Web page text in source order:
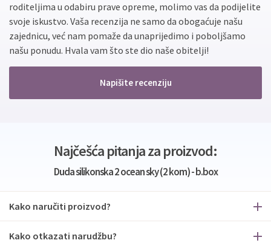
roditeljima u odabiru prave opreme, molimo vas da podijelite
svoje iskustvo. Vaša recenzija ne samo da obogaćuje našu
zajednicu, već nam pomaže da unaprijedimo i poboljšamo
našu ponudu. Hvala vam što ste dio naše obitelji!
Napišite recenziju
Najčešća pitanja za proizvod:
Duda silikonska 2 ocean sky (2 kom) - b.box
Kako naručiti proizvod?
Kako otkazati narudžbu?